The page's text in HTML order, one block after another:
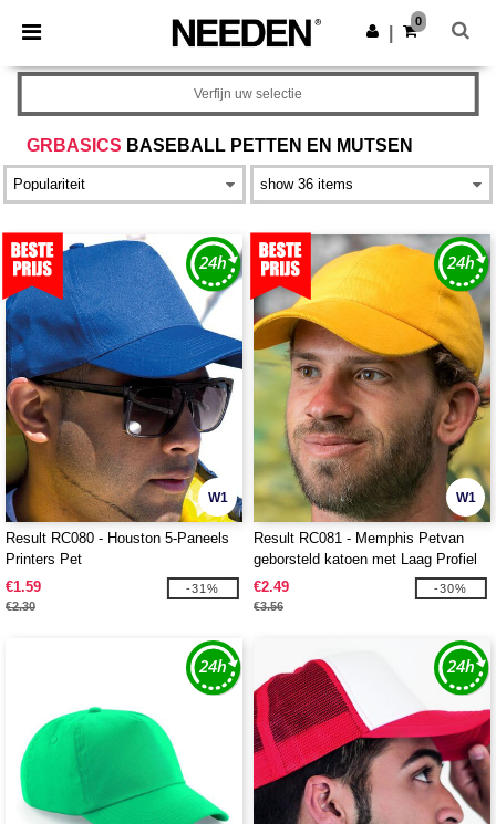
× Needen-app
Betere prijzen in de app!
Download app
0
GRBASICS BASEBALL PETTEN EN MUTSEN
Verfijn uw selectie
W1
Result RC080 - Houston 5-Paneels
Printers Pet
€1.59
€2.30
-31%
W1
Result RC081 - Memphis Petvan
geborsteld katoen met Laag Profiel
€2.49
€3.56
-30%